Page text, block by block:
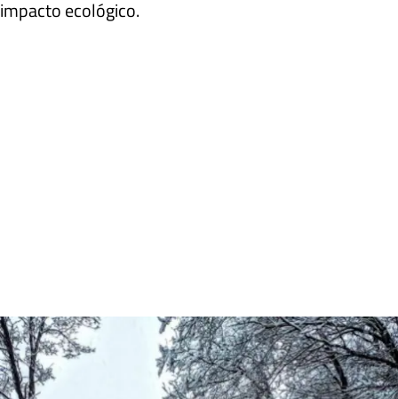
impacto ecológico.